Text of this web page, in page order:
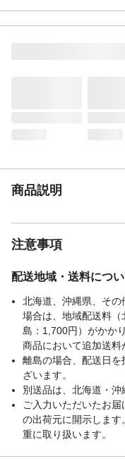
材質・素材
使用上の注意
い
い
く
お手入れ方法
表
中
十
く
生産国
日
梱包サイズー高さ
商品説明
注意事項
配送地域・送料につ
北海道、沖縄県、その
場合は、地域配送料
島：1,700円）がかか
商品において追加送料
離島の場合、配送日
ざいます。
別送品は、北海道・沖
ご入力いただいたお
の出荷元に開示しま
重に取り扱います。